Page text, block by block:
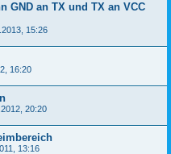
GND an TX und TX an VCC
15:26
16:20
20:20
13:16